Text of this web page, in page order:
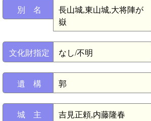
別 名
長山城,東山城,大将陣が
嶽
文化財指定 なし/不明
遺 構 郭
城 主 吉見正頼,内藤隆春